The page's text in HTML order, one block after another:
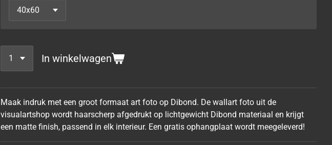
In winkelwagen
Maak indruk met een groot formaat art foto op Dibond. De wallart foto uit de
visualartshop wordt haarscherp afgedrukt op lichtgewicht Dibond materiaal en krijgt
een matte finish, passend in elk interieur. Een gratis ophangplaat wordt meegeleverd!